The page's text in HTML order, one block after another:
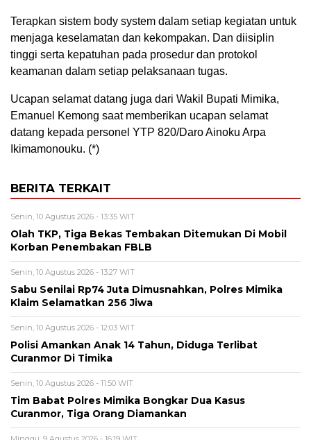
Terapkan sistem body system dalam setiap kegiatan untuk
menjaga keselamatan dan kekompakan. Dan diisiplin
tinggi serta kepatuhan pada prosedur dan protokol
keamanan dalam setiap pelaksanaan tugas.
Ucapan selamat datang juga dari Wakil Bupati Mimika,
Emanuel Kemong saat memberikan ucapan selamat
datang kepada personel YTP 820/Daro Ainoku Arpa
Ikimamonouku. (*)
BERITA TERKAIT
Senin, 10 Agustus 2026 - 13:35 WIT
Olah TKP, Tiga Bekas Tembakan Ditemukan Di Mobil
Korban Penembakan FBLB
Senin, 10 Agustus 2026 - 13:27 WIT
Sabu Senilai Rp74 Juta Dimusnahkan, Polres Mimika
Klaim Selamatkan 256 Jiwa
Senin, 10 Agustus 2026 - 12:03 WIT
Polisi Amankan Anak 14 Tahun, Diduga Terlibat
Curanmor Di Timika
Senin, 10 Agustus 2026 - 11:50 WIT
Tim Babat Polres Mimika Bongkar Dua Kasus
Curanmor, Tiga Orang Diamankan